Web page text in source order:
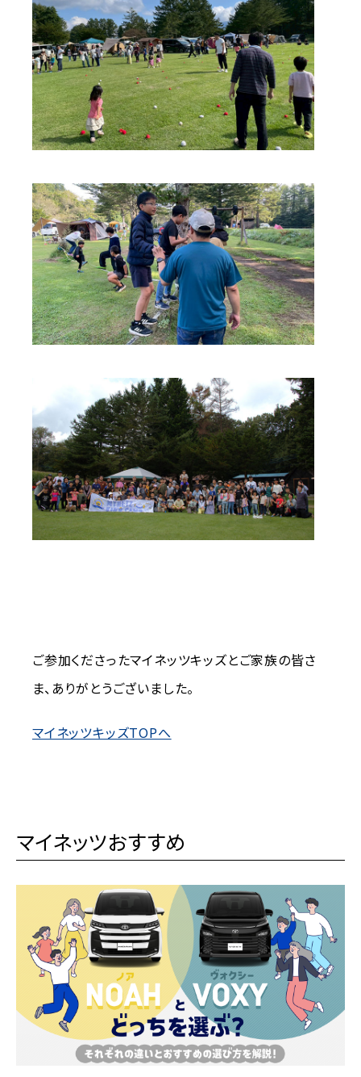
ご参加くださったマイネッツキッズとご家族の皆さ
ま、ありがとうございました。
マイネッツキッズTOPへ
マイネッツおすすめ